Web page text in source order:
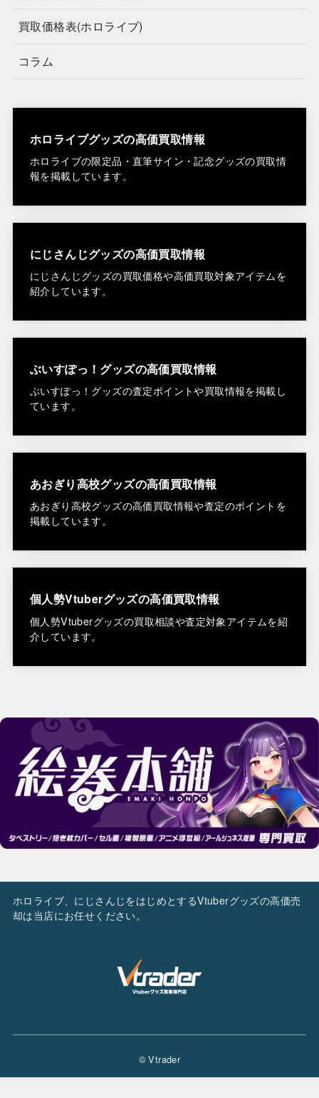
買取価格表(ホロライブ)
コラム
ホロライブグッズの高価買取情報
ホロライブの限定品・直筆サイン・記念グッズの買取情
報を掲載しています。
にじさんじグッズの高価買取情報
にじさんじグッズの買取価格や高価買取対象アイテムを
紹介しています。
ぶいすぽっ！グッズの高価買取情報
ぶいすぽっ！グッズの査定ポイントや買取情報を掲載し
ています。
あおぎり高校グッズの高価買取情報
あおぎり高校グッズの高価買取情報や査定のポイントを
掲載しています。
個人勢Vtuberグッズの高価買取情報
個人勢Vtuberグッズの買取相談や査定対象アイテムを紹
介しています。
ホロライブ、にじさんじをはじめとするVtuberグッズの高価売
却は当店にお任せください。
© Vtrader